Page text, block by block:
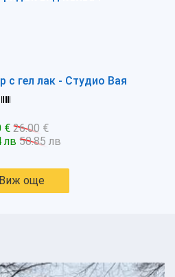
с гел лак - Студио Вая
€ 26.00 €
лв 50.85 лв
Виж още